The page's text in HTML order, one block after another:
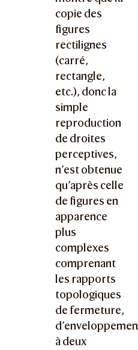
copie des
figures
rectilignes
(carré,
rectangle,
etc.), donc la
simple
reproduction
de droites
perceptives,
n’est obtenue
qu’après celle
de figures en
apparence
plus
complexes
comprenant
les rapports
topologiques
de fermeture,
à deux